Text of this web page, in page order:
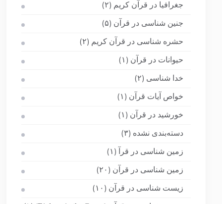
جغرافیا در قرآن کریم (۲)
جنین شناسی در قرآن (۵)
حشره شناسی در قرآن کریم (۲)
حیوانات در قرآن (۱)
خدا شناسی (۲)
خواص آیات قرآن (۱)
خورشید در قرآن (۱)
دسته‌بندی نشده (۳)
زمین شناسی در قرآ (۱)
زمین شناسی در قرآن (۲۰)
زیست شناسی در قرآن (۱۰)